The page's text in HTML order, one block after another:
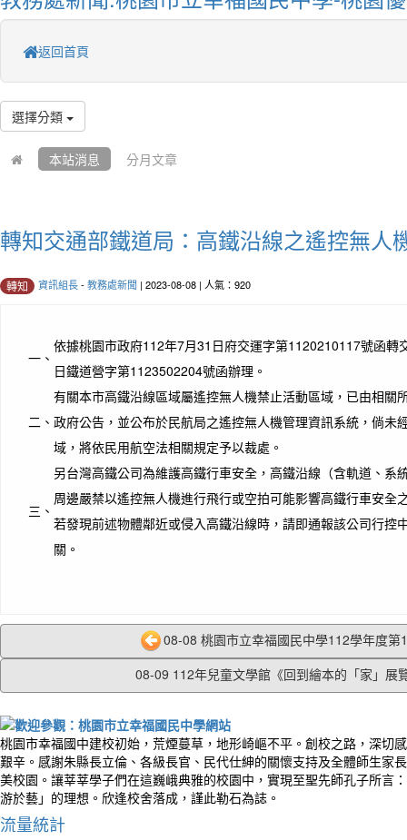
返回首頁
選擇分類
本站消息 分月文章
轉知交通部鐵道局：高鐵沿線之遙控無人
轉知 資訊組長- 教務處新聞 | 2023-08-08 | 人氣：920
一、
依據桃園市政府112年7月31日府交運字第1120210117號函轉
日鐵道營字第1123502204號函辦理。
二、
有關本市高鐵沿線區域屬遙控無人機禁止活動區域，已由相關
政府公告，並公布於民航局之遙控無人機管理資訊系統，倘未
域，將依民用航空法相關規定予以裁處。
三、
另台灣高鐵公司為維護高鐵行車安全，高鐵沿線（含軌道、系
周邊嚴禁以遙控無人機進行飛行或空拍可能影響高鐵行車安全
若發現前述物體鄰近或侵入高鐵沿線時，請即通報該公司行控
關。
08-08 桃園市立幸福國民中學112學年度第
08-09 112年兒童文學館《回到繪本的「家」展
桃園市幸福國中建校初始，荒煙蔓草，地形崎嶇不平。創校之路，深切
艱辛。感謝朱縣長立倫、各級長官、民代仕紳的關懷支持及全體師生家
美校園。讓莘莘學子們在這巍峨典雅的校園中，實現至聖先師孔子所言
游於藝」的理想。欣逢校舍落成，謹此勒石為誌。
流量統計